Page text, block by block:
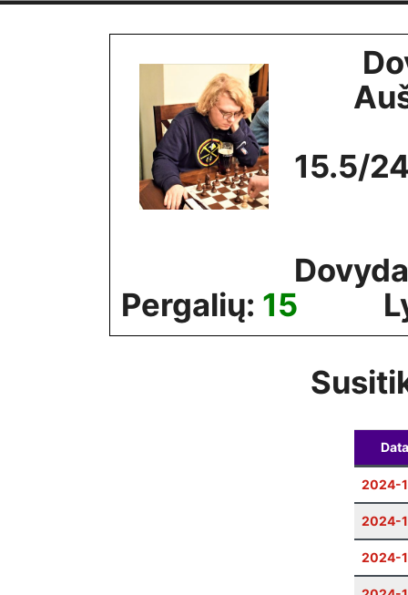
15.5/
Pergalių: 15
Data
2024-
2024-
2024-